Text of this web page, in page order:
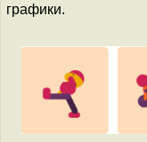
графики.